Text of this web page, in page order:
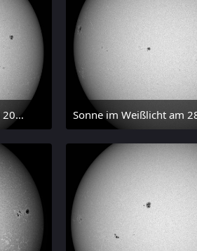
Sonne im Weißlicht am 28. Juli 2026 um 17:59 MESZ
31. Juli 2026 um 20:03